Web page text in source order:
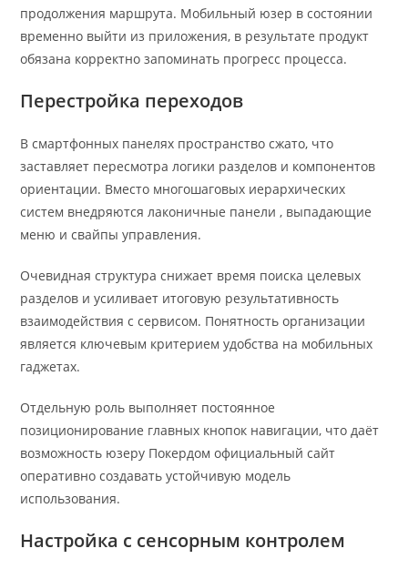
продолжения маршрута. Мобильный юзер в состоянии
временно выйти из приложения, в результате продукт
обязана корректно запоминать прогресс процесса.
Перестройка переходов
В смартфонных панелях пространство сжато, что
заставляет пересмотра логики разделов и компонентов
ориентации. Вместо многошаговых иерархических
систем внедряются лаконичные панели , выпадающие
меню и свайпы управления.
Очевидная структура снижает время поиска целевых
разделов и усиливает итоговую результативность
взаимодействия с сервисом. Понятность организации
является ключевым критерием удобства на мобильных
гаджетах.
Отдельную роль выполняет постоянное
позиционирование главных кнопок навигации, что даёт
возможность юзеру Покердом официальный сайт
оперативно создавать устойчивую модель
использования.
Настройка с сенсорным контролем